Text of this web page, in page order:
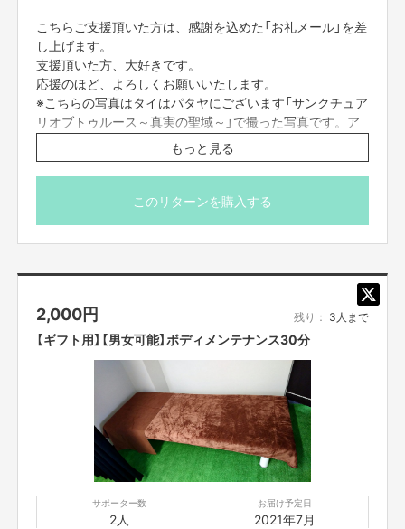
※仮に目標金額を超えた場合は、超えた分を全額「絵本えんとつ町のプペル」
を国内外の子供たちに寄贈致します。
※電柱広告以外の収益は、お店のイニシャルコストやランニングコストには
一切充てません。
絵本を寄贈した際は、何らかの形(インスタストーリーが主になると思いま
す)で必ずご報告させていただきます。
なので、どこかで食に困ってるアホみたいなやつを見かけたら、それが
「僕」ですのでハイボールと卵焼きをおごってください笑
パーソナルトレーニング＆エステティック ノア
４月初旬 クラファン申請・開始
５月下旬 看板設置予定
※リターン開始時期は、各リターン備考に書きますので詳細はそちらでご確
認くださいませ。
看板(イメージ)・設置予定場所
こちらご支援頂いた方は、感謝を込めた「お礼メール」を差
し上げます。
支援頂いた方、大好きです。
応援のほど、よろしくお願いいたします。
※こちらの写真はタイはパタヤにございます「サンクチュア
リオブトゥルース～真実の聖域～」で撮った写真です。ア
ジアのサクラダファミリアといわれおり、ぜひ一度大切な
方と行ってみてください。
もっと見る
このリターンを購入する
2,000円 残り： 3人まで
【ギフト用】【男女可能】ボディメンテナンス30分
サポーター数
2人
お届け予定日
2021年7月